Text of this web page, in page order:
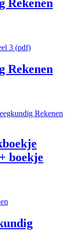
Rekenen
Rekenen
boekje